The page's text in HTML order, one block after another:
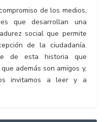
de los medios,
que desarrollan una
social que permite
de la ciudadanía.
de esta historia que
además son amigos y,
invitamos a leer y a